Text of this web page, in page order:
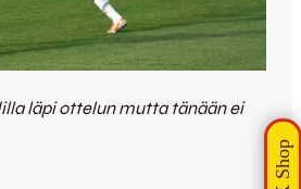
läpi ottelun mutta tänään ei